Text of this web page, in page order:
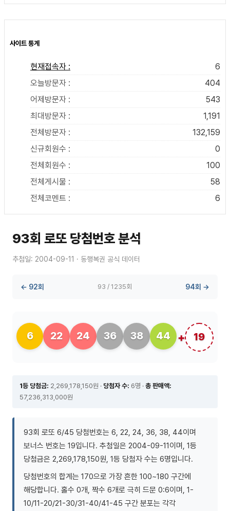
사이트 통계
현재접속자 :
6
오늘방문자 :
404
어제방문자 :
543
최대방문자 :
1,191
전체방문자 :
132,159
신규회원수 :
0
전체회원수 :
100
전체게시물 :
58
전체코멘트 :
6
93회 로또 당첨번호 분석
추첨일: 2004-09-11 · 동행복권 공식 데이터
← 92회 93 / 1235회 94회 →
6 22 24 36 38 44 19
1등 당첨금: 2,269,178,150원 · 당첨자 수: 6명 · 총 판매액:
57,236,313,000원
93회 로또 6/45 당첨번호는 6, 22, 24, 36, 38, 44이며
보너스 번호는 19입니다. 추첨일은 2004-09-11이며, 1등
당첨금은 2,269,178,150원, 1등 당첨자 수는 6명입니다.
당첨번호의 합계는 170으로 가장 흔한 100~180 구간에
해당합니다. 홀수 0개, 짝수 6개로 극히 드문 0:6이며, 1-
10/11-20/21-30/31-40/41-45 구간 분포는 각각